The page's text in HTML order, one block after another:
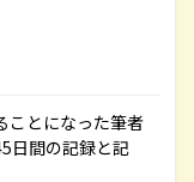
ことになった筆者
日間の記録と記